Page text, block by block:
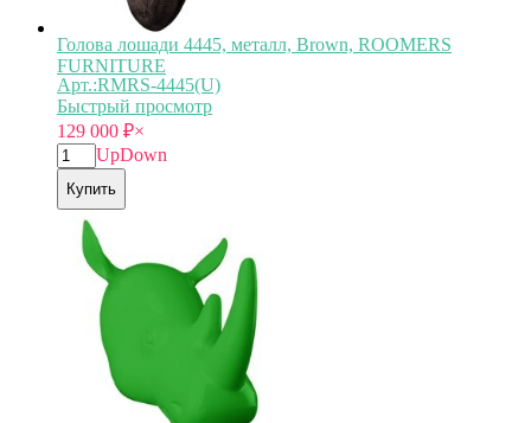
Голова лошади 4445, металл, Brown, ROOMERS
FURNITURE
Арт.:RMRS-4445(U)
Быстрый просмотр
129 000 ₽×
UpDown
Купить